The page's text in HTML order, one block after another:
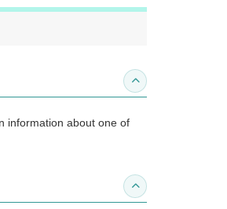
收合內容簡介
information about one of
收合得獎紀錄